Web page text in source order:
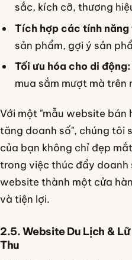
sắc, kích cỡ, thương
Tích hợp các tính
sản phẩm, gợi ý sản
Tối ưu hóa cho di động:
mua sắm mượt mà trên
Với một "mẫu website bán
tăng doanh số", chúng tôi
của bạn không chỉ đẹp
trong việc thúc đẩy doanh
website thành một cửa
và tiện lợi.
2.5. Website Du Lịch &
Thu